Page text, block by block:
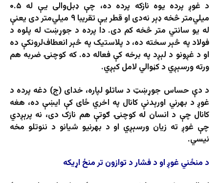
د غوږ پرده یوه نازکه پرده ده، چې ډبل‌والی یې له ۰.۵
میلي‌متر څخه ډېر نه‌دی او قطر یې تقریبا ۹ ميلي‌متر دی یعنې
له یو سانتي متر څخه کم دی. دا پرده د جوړښت له پلوه د
فولاد په څېر سخته ده، د پلاستیک په څېر انعطاف‌لرونکې ده
او د غږونو د لېږد په برخه کې فعاله ده. که کوچنۍ ضربه هم
ورته ورسېږي د کڼوالي لامل کېږي.
د دې حساس جوړښټ د ساتلو لپاره، خدای (ج) دغه پرده د
غوږ د بهرني اورېدنې کانال په اخري ځای کې ایښې ده، هغه
کانال چې د انسان له کوچنۍ ګوتې هم نازک دی، نه پرېږدي
چې غوږ ته زیان ورسېږي او د بهرنیو شیانو د ننوتلو مخه
نیسي.
د منځني غوږ او د فشار د توازون تر منځ اړیکه